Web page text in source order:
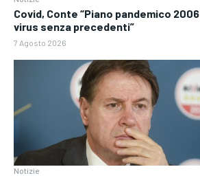
Covid, Conte “Piano pandemico
virus senza precedenti”
7 Agosto 2026
Notizie